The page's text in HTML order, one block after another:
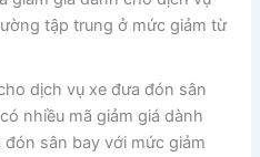
tập trung ở mức giảm từ
dịch vụ xe đưa đón sân
nhiều mã giảm giá dành
sân bay với mức giảm